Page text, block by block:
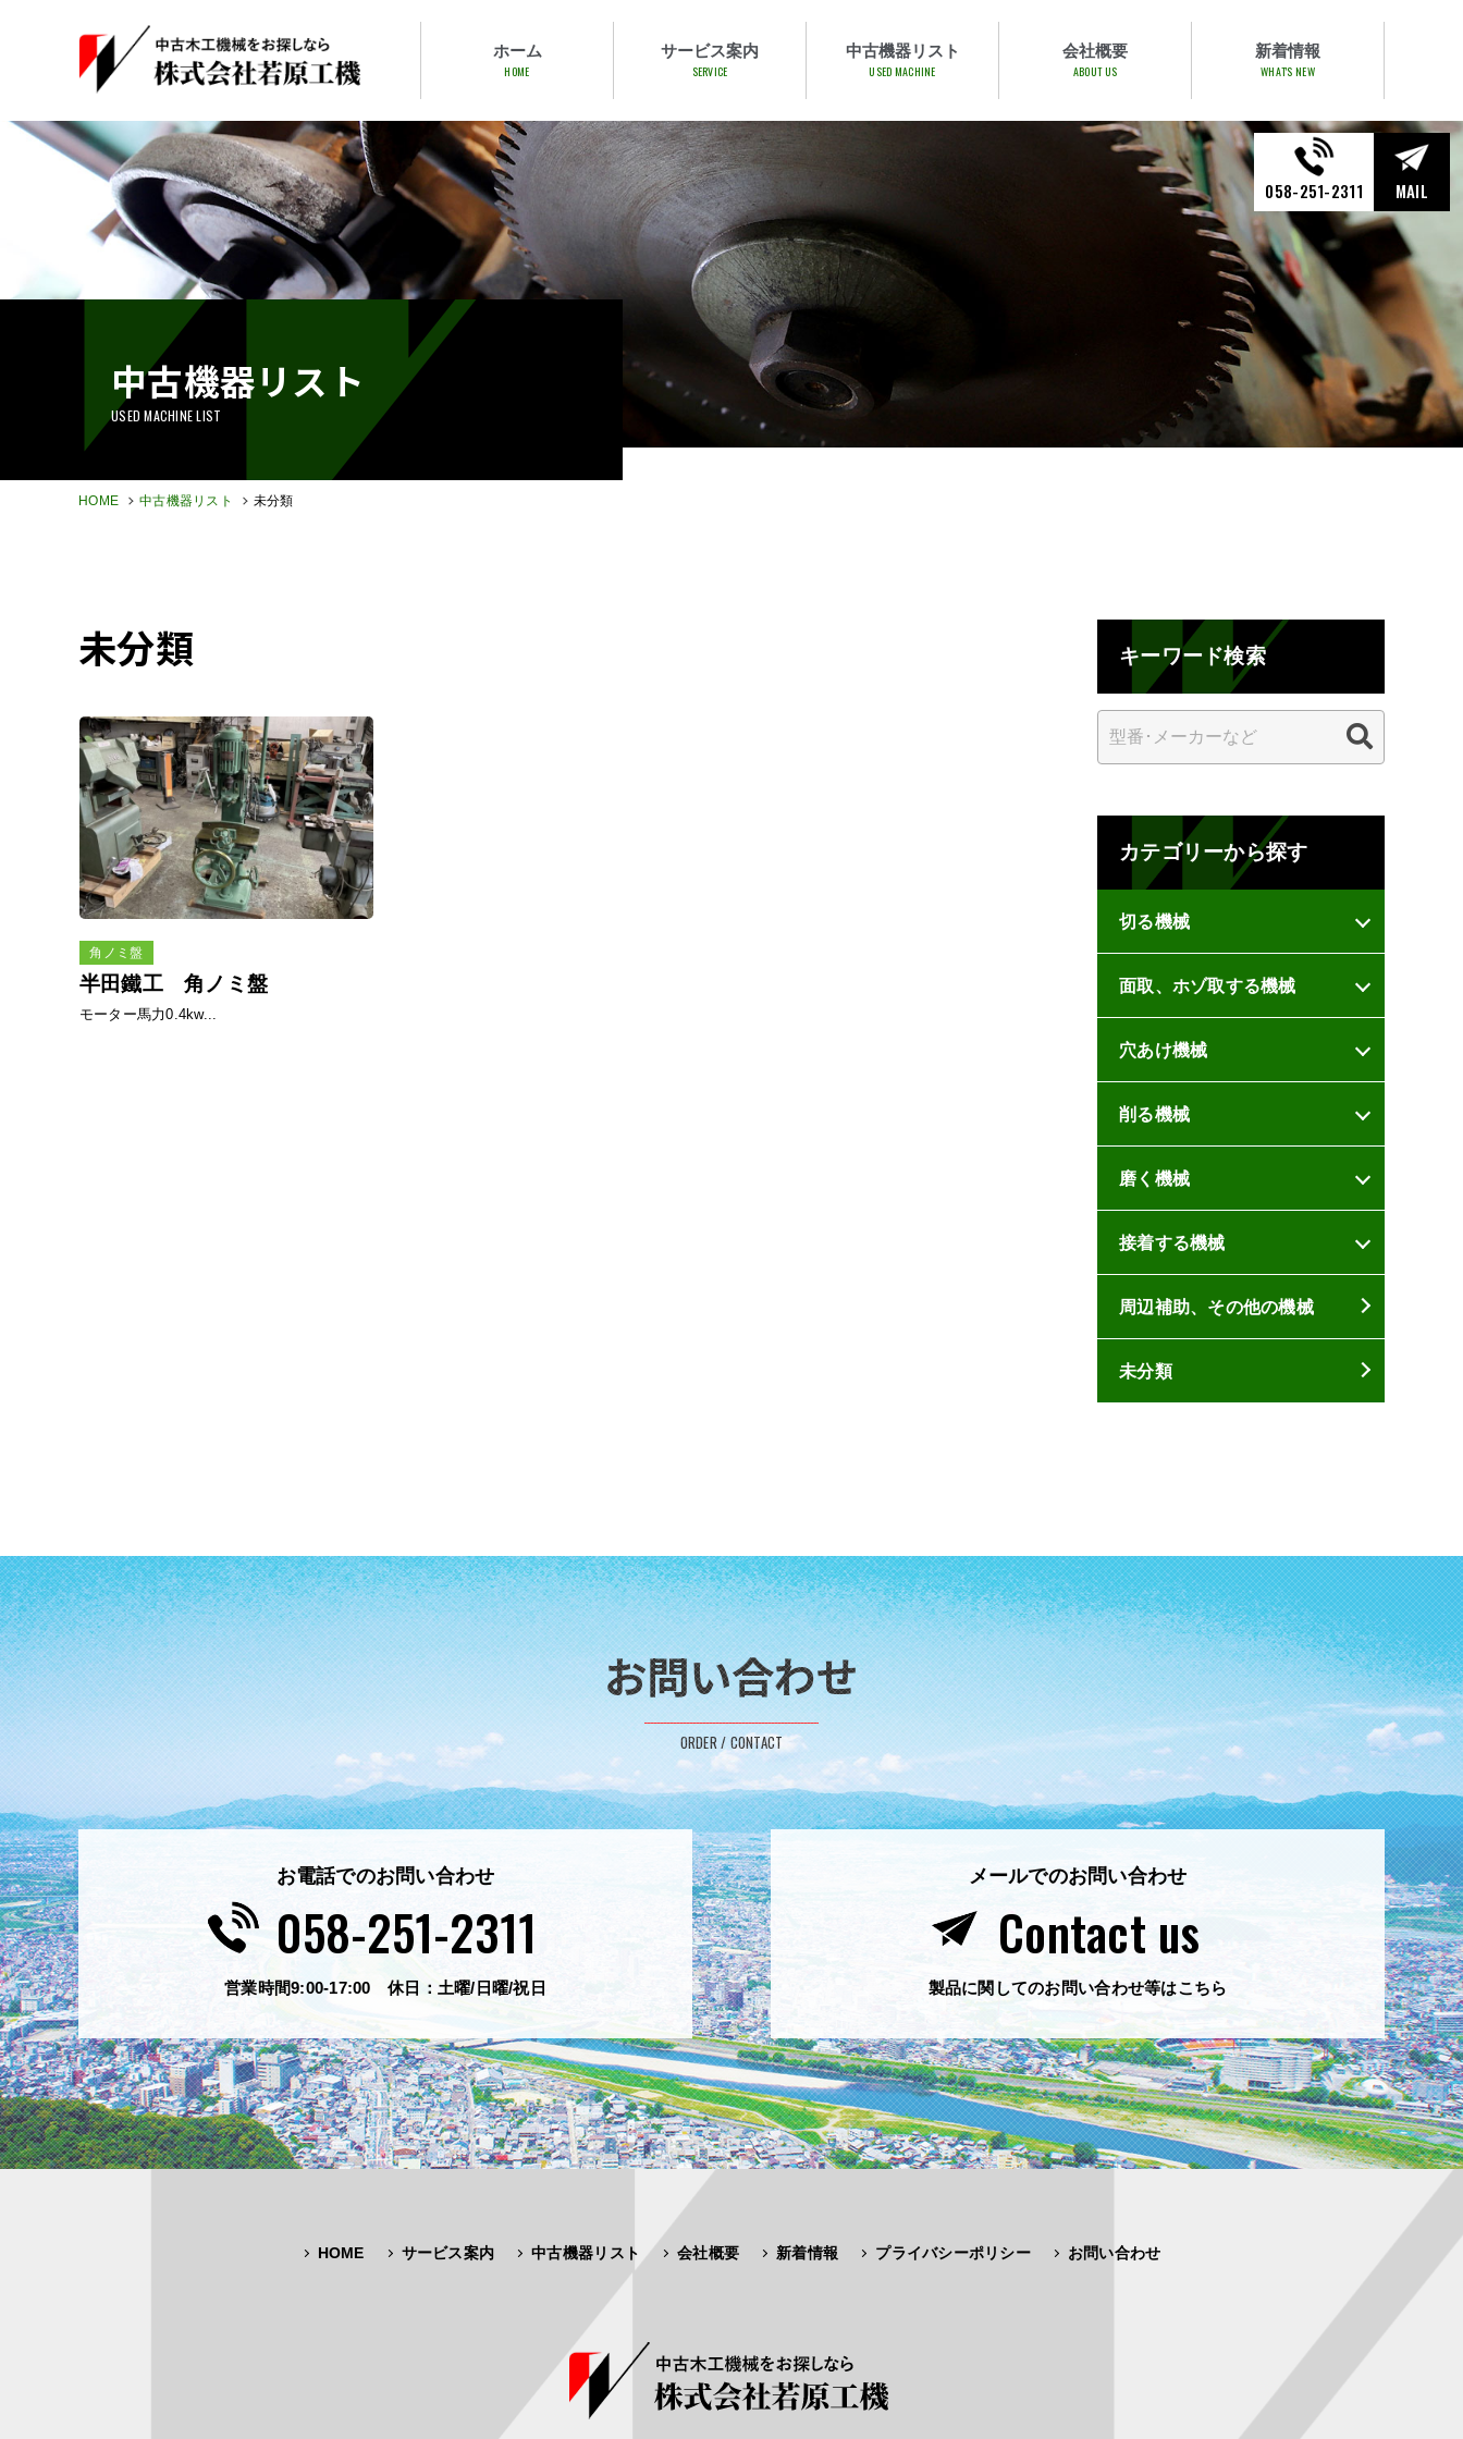
058-251-2311 MAIL
ホーム
HOME
サービス案内
SERVICE
中古機器リスト
USED MACHINE
会社概要
ABOUT US
新着情報
WHAT'S NEW
中古機器リスト
USED MACHINE LIST
HOME 中古機器リスト 未分類
未分類
角ノミ盤
半田鐵工 角ノミ盤
モーター馬力0.4kw...
キーワード検索
カテゴリーから探す
切る機械
面取、ホゾ取する機械
穴あけ機械
削る機械
磨く機械
接着する機械
周辺補助、その他の機械
未分類
お問い合わせ
ORDER / CONTACT
お電話でのお問い合わせ
058-251-2311
営業時間9:00-17:00 休日：土曜/日曜/祝日
メールでのお問い合わせ
Contact us
製品に関してのお問い合わせ等はこちら
HOME サービス案内 中古機器リスト 会社概要 新着情報 プライバシーポリシー お問い合わせ